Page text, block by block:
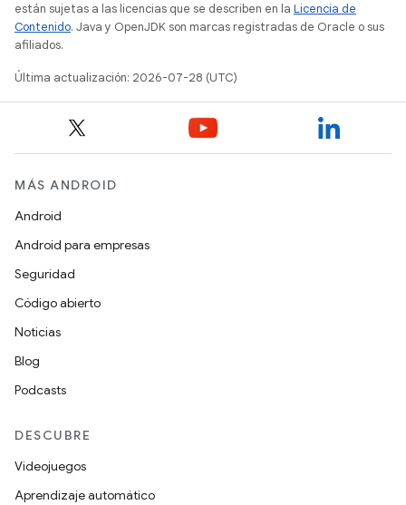
están sujetas a las licencias que se describen en la Licencia de
Contenido. Java y OpenJDK son marcas registradas de Oracle o sus
afiliados.
Última actualización: 2026-07-28 (UTC)
MÁS ANDROID
Android
Android para empresas
Seguridad
Código abierto
Noticias
Blog
Podcasts
DESCUBRE
Videojuegos
Aprendizaje automático